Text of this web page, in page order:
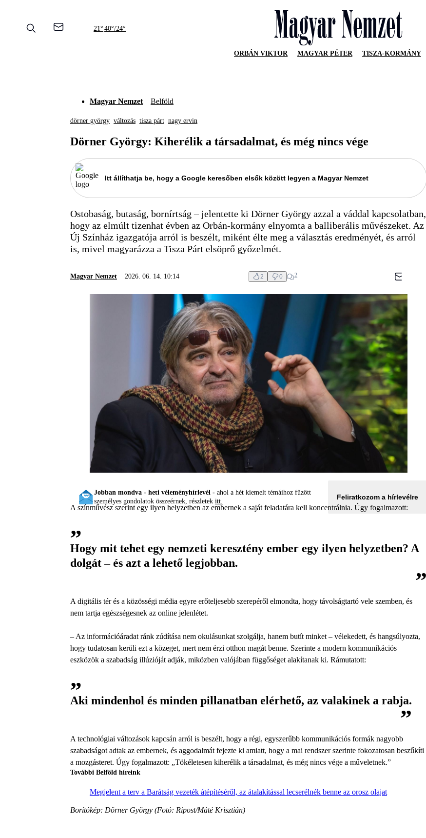
21° 40°/24°
ORBÁN VIKTOR MAGYAR PÉTER TISZA-KORMÁNY
Magyar Nemzet Belföld
dörner györgy változás tisza párt nagy ervin
Dörner György: Kiherélik a társadalmat, és még nincs vége
Itt állíthatja be, hogy a Google keresőben elsők között legyen a Magyar Nemzet
Ostobaság, butaság, bornírtság – jelentette ki Dörner György azzal a váddal kapcsolatban,
hogy az elmúlt tizenhat évben az Orbán-kormány elnyomta a balliberális művészeket. Az
Új Színház igazgatója arról is beszélt, miként élte meg a választás eredményét, és arról
is, mivel magyarázza a Tisza Párt elsöprő győzelmét.
Magyar Nemzet 2026. 06. 14. 10:14 2 0 2
Jobban mondva - heti véleményhírlevél - ahol a hét kiemelt témáihoz fűzött
személyes gondolatok összeérnek, részletek itt.
Feliratkozom a hírlevélre
A színművész szerint egy ilyen helyzetben az embernek a saját feladatára kell koncentrálnia. Úgy fogalmazott:
Hogy mit tehet egy nemzeti keresztény ember egy ilyen helyzetben? A
dolgát – és azt a lehető legjobban.
A digitális tér és a közösségi média egyre erőteljesebb szerepéről elmondta, hogy távolságtartó vele szemben, és
nem tartja egészségesnek az online jelenlétet.
– Az információáradat ránk zúdítása nem okulásunkat szolgálja, hanem butít minket – vélekedett, és hangsúlyozta,
hogy tudatosan kerüli ezt a közeget, mert nem érzi otthon magát benne. Szerinte a modern kommunikációs
eszközök a szabadság illúzióját adják, miközben valójában függőséget alakítanak ki. Rámutatott:
Aki mindenhol és minden pillanatban elérhető, az valakinek a rabja.
A technológiai változások kapcsán arról is beszélt, hogy a régi, egyszerűbb kommunikációs formák nagyobb
szabadságot adtak az embernek, és aggodalmát fejezte ki amiatt, hogy a mai rendszer szerinte fokozatosan beszűkíti
a mozgásteret. Úgy fogalmazott: „Tökéletesen kiherélik a társadalmat, és még nincs vége a műveletnek.”
További Belföld híreink
Megjelent a terv a Barátság vezeték átépítéséről, az átalakítással lecserélnék benne az orosz olajat
Borítókép: Dörner György (Fotó: Ripost/Máté Krisztián)